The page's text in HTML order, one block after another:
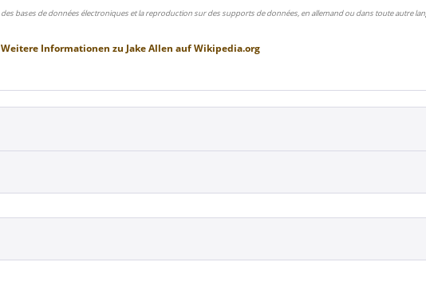
des bases de données électroniques et la reproduction sur des supports de données, en allemand ou dans toute autre
Weitere Informationen zu Jake Allen aufWikipedia.org